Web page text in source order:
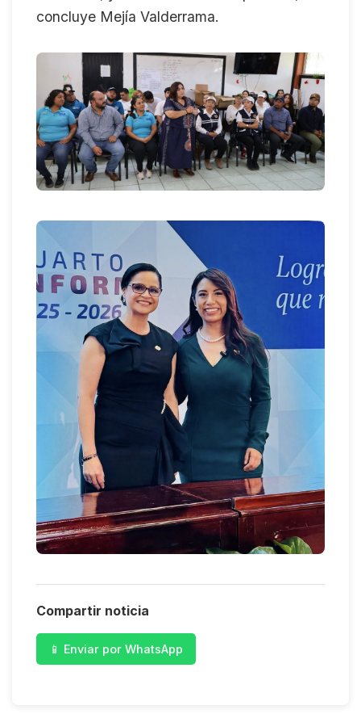
concluye Mejía Valderrama.
Compartir noticia
📱 Enviar por WhatsApp